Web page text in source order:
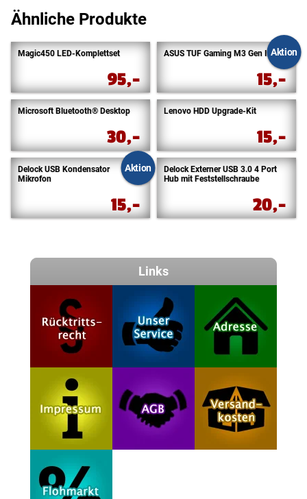
Ähnliche Produkte
Magic450 LED-Komplettset
95,-
Aktion
ASUS TUF Gaming M3 Gen II
15,-
Microsoft Bluetooth® Desktop
30,-
Lenovo HDD Upgrade-Kit
15,-
Aktion
Delock USB Kondensator
Mikrofon
15,-
Delock Externer USB 3.0 4 Port
Hub mit Feststellschraube
20,-
Links